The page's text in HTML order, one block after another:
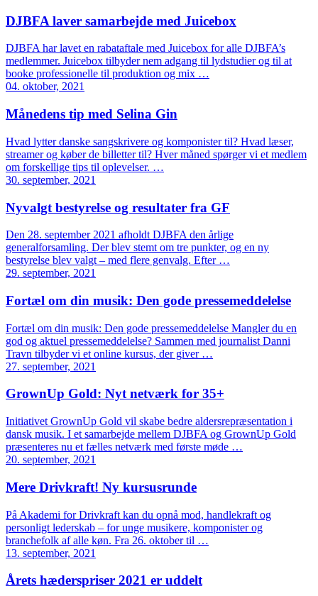
DJBFA laver samarbejde med Juicebox
DJBFA har lavet en rabataftale med Juicebox for alle DJBFA’s
medlemmer. Juicebox tilbyder nem adgang til lydstudier og til at
booke professionelle til produktion og mix …
04. oktober, 2021
Månedens tip med Selina Gin
Hvad lytter danske sangskrivere og komponister til? Hvad læser,
streamer og køber de billetter til? Hver måned spørger vi et medlem
om forskellige tips til oplevelser. …
30. september, 2021
Nyvalgt bestyrelse og resultater fra GF
Den 28. september 2021 afholdt DJBFA den årlige
generalforsamling. Der blev stemt om tre punkter, og en ny
bestyrelse blev valgt – med flere genvalg. Efter …
29. september, 2021
Fortæl om din musik: Den gode pressemeddelelse
Fortæl om din musik: Den gode pressemeddelelse Mangler du en
god og aktuel pressemeddelelse? Sammen med journalist Danni
Travn tilbyder vi et online kursus, der giver …
27. september, 2021
GrownUp Gold: Nyt netværk for 35+
Initiativet GrownUp Gold vil skabe bedre aldersrepræsentation i
dansk musik. I et samarbejde mellem DJBFA og GrownUp Gold
præsenteres nu et fælles netværk med første møde …
20. september, 2021
Mere Drivkraft! Ny kursusrunde
På Akademi for Drivkraft kan du opnå mod, handlekraft og
personligt lederskab – for unge musikere, komponister og
branchefolk af alle køn. Fra 26. oktober til …
13. september, 2021
Årets hæderspriser 2021 er uddelt